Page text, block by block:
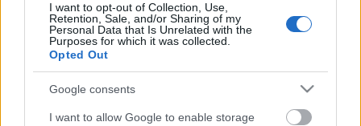
I want to opt-out of Collection, Use,
Retention, Sale, and/or Sharing of my
Personal Data that Is Unrelated with the
Purposes for which it was collected.
Opted Out
Google consents
I want to allow Google to enable storage
Hangsúlyozta: a színjátszó köröknek nemcsak
kultúraközvetítő szerepe van, hanem segít a
fiataloknak abban, hogy önbizalmat, magabiztos
megnyilvánulási képességet szerezzenek, amire a
mai, kommunikatív világban nagy szükségük van.